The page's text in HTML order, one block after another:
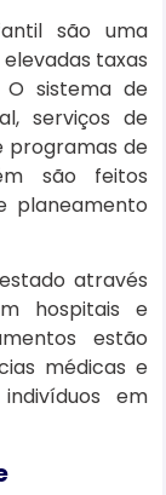
são uma
taxas
sistema de
serviços de
programas de
são feitos
planeamento
através
hospitais e
estão
médicas e
em